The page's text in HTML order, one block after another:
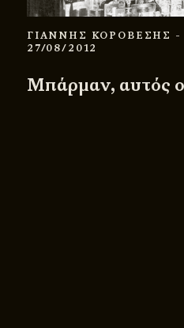
ΓΙΑΝΝΗΣ ΚΟΡΟΒΕΣΗΣ -
27/08/2012
Μπάρμαν, αυτός